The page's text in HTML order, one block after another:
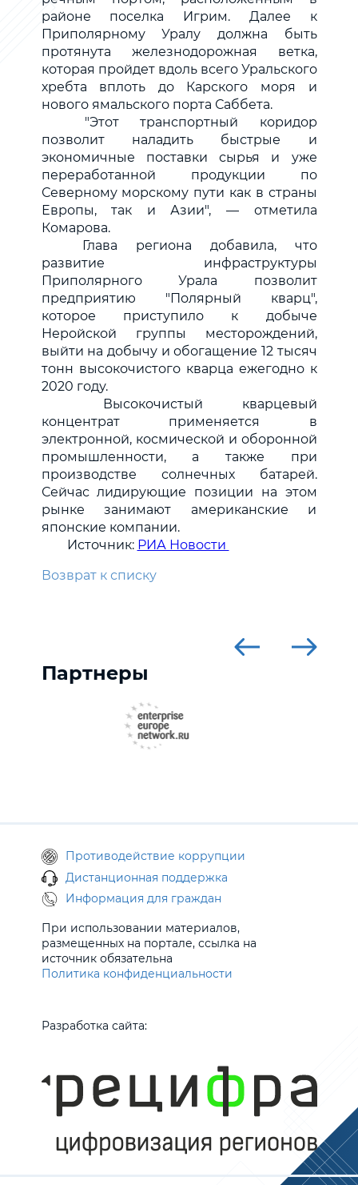
районе поселка Игрим. Далее к
Приполярному Уралу должна быть
протянута железнодорожная ветка,
которая пройдет вдоль всего Уральского
хребта вплоть до Карского моря и
нового ямальского порта Саббета.
"Этот транспортный коридор
позволит наладить быстрые и
экономичные поставки сырья и уже
переработанной продукции по
Северному морскому пути как в страны
Европы, так и Азии", — отметила
Комарова.
Глава региона добавила, что
развитие инфраструктуры
Приполярного Урала позволит
предприятию "Полярный кварц",
которое приступило к добыче
Неройской группы месторождений,
выйти на добычу и обогащение 12 тысяч
тонн высокочистого кварца ежегодно к
2020 году.
Высокочистый кварцевый
концентрат применяется в
электронной, космической и оборонной
промышленности, а также при
производстве солнечных батарей.
Сейчас лидирующие позиции на этом
рынке занимают американские и
японские компании.
Источник: РИА Новости
Возврат к списку
Партнеры
Противодействие коррупции
Дистанционная поддержка
Информация для граждан
При использовании материалов,
размещенных на портале, ссылка на
источник обязательна
Политика конфиденциальности
Разработка сайта: